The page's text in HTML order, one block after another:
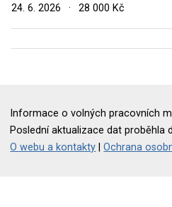
24. 6. 2026
· 28 000 Kč
Informace o volných pracovních
Poslední aktualizace dat proběhla
O webu a kontakty |Ochrana